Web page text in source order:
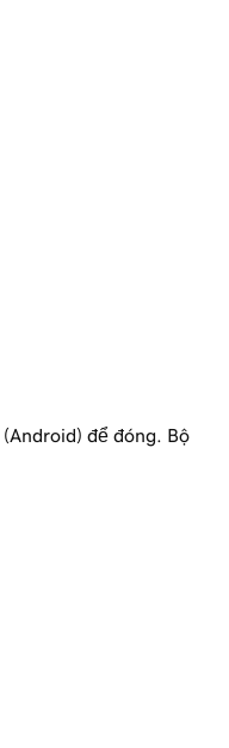
(Android) để đóng. Bộ